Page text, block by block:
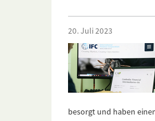
20. Juli 2023
besorgt und haben